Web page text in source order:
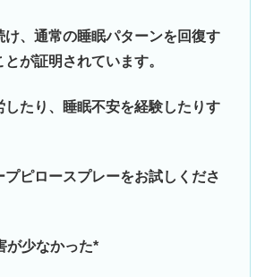
け、通常の睡眠パターンを回復す
が証明されています。
したり、睡眠不安を経験したりす
プピロースプレーをお試しくださ
が少なかった*